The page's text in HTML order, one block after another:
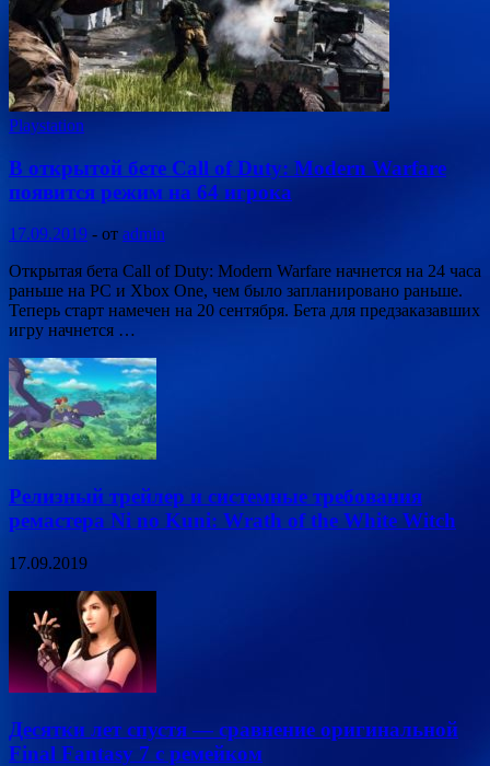
Playstation
В открытой бете Call of Duty: Modern Warfare
появится режим на 64 игрока
17.09.2019 - от admin
Открытая бета Call of Duty: Modern Warfare начнется на 24 часа
раньше на PC и Xbox One, чем было запланировано раньше.
Теперь старт намечен на 20 сентября. Бета для предзаказавших
игру начнется …
Релизный трейлер и системные требования
ремастера Ni no Kuni: Wrath of the White Witch
17.09.2019
Десятки лет спустя — сравнение оригинальной
Final Fantasy 7 с ремейком